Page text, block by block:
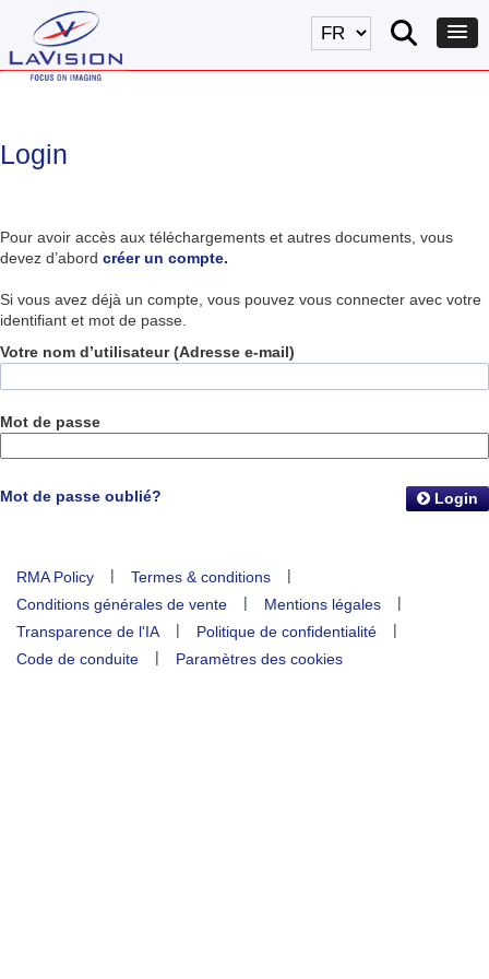
Login
Pour avoir accès aux téléchargements et autres documents, vous
devez d’abord créer un compte.
Si vous avez déjà un compte, vous pouvez vous connecter avec votre
identifiant et mot de passe.
Votre nom d’utilisateur (Adresse e-mail)
Mot de passe
Mot de passe oublié? Login
RMA Policy | Termes & conditions
|
Conditions générales de vente
| Mentions légales
|
Transparence de l'IA
| Politique de confidentialité
|
Code de conduite
| Paramètres des cookies